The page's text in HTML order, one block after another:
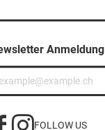
Anmeldung
FOLLOW US